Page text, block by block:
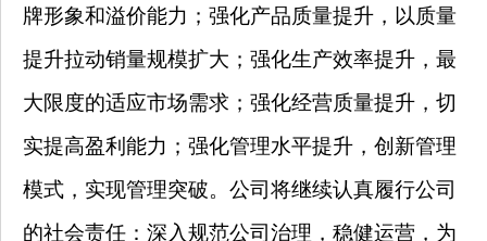
牌形象和溢价能力；强化产品质量提升，以质量
提升拉动销量规模扩大；强化生产效率提升，最
大限度的适应市场需求；强化经营质量提升，切
实提高盈利能力；强化管理水平提升，创新管理
模式，实现管理突破。公司将继续认真履行公司
的社会责任：深入规范公司治理，稳健运营，为